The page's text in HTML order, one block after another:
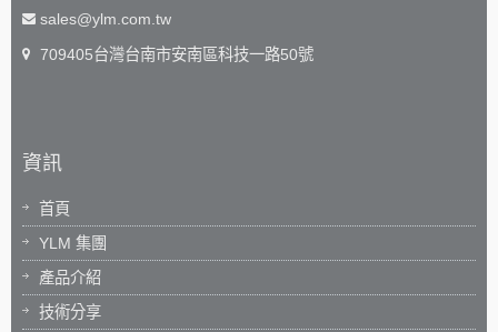
sales@ylm.com.tw
709405台灣台南市安南區科技一路50號
資訊
首頁
YLM 集團
產品介紹
技術分享